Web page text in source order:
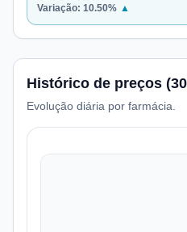
Variação: 10.50% ▲
Histórico de preços
Evolução diária por farmácia.